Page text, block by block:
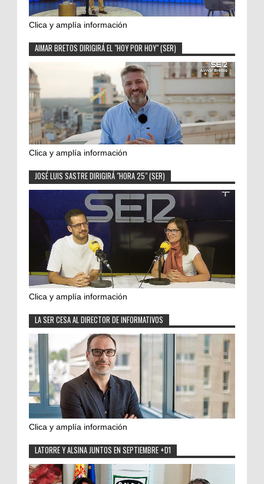
Clica y amplía información
AIMAR BRETOS DIRIGIRÁ EL "HOY POR HOY" (SER)
Clica y amplía información
JOSÉ LUIS SASTRE DIRIGIRÁ "HORA 25" (SER)
Clica y amplía información
LA SER CESA AL DIRECTOR DE INFORMATIVOS
Clica y amplía información
LATORRE Y ALSINA JUNTOS EN SEPTIEMBRE +D1